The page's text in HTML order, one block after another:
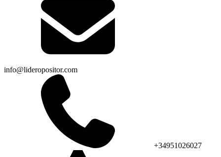
info@lideropositor.com
+34951026027